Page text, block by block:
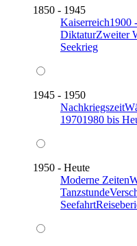
1850 - 1945
Kaiserreich1900
DiktaturZweiter
Seekrieg
1945 - 1950
Nachkriegszeit
19701980 bis
1950 - Heute
Moderne Zeiten
Tanzstunde
Seefahrt